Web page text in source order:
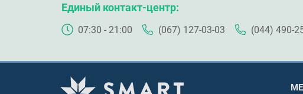
Единый контакт-центр
07:30 - 21:00 (067) 127-03-03 (044) 490-